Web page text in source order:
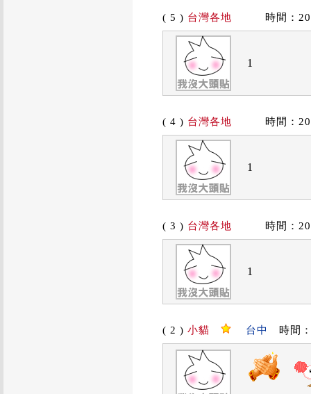
( 5 ) 台灣各地 時間：
1
( 4 ) 台灣各地 時間：
1
( 3 ) 台灣各地 時間：
1
( 2 ) 小貓 台中 時間